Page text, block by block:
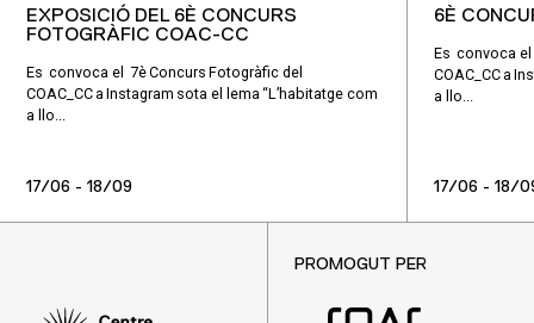
EXPOSICIÓ DEL 6È CONCURS
FOTOGRÀFIC COAC-CC
Es convoca el 7è Concurs Fotogràfic del
COAC_CC a Instagram sota el lema “L’habitatge com
a llo...
17/06 - 18/09
6È
Es convoca
COAC_CC a
a llo...
17/06 - 18/
PROMOGUT PER